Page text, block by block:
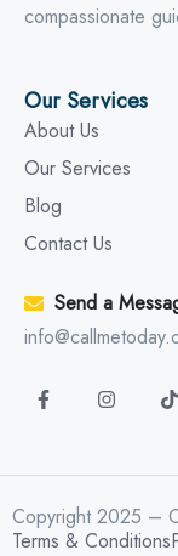
compassionate
Our Services
About Us
Our Services
Blog
Contact Us
Send a
Copyright 2025 –
Terms & Conditions